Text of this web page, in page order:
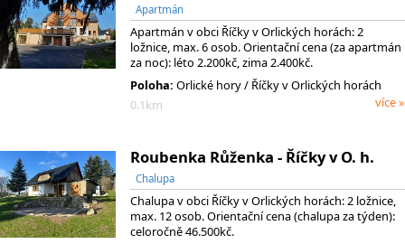
Apartmán
Apartmán v obci Říčky v Orlických horách: 2
ložnice, max. 6 osob. Orientační cena (za apartmán
za noc): léto 2.200kč, zima 2.400kč.
Poloha: Orlické hory / Říčky v Orlických horách
0.1km
více »
Roubenka Růženka - Říčky v O. h.
Chalupa
Chalupa v obci Říčky v Orlických horách: 2 ložnice,
max. 12 osob. Orientační cena (chalupa za týden):
celoročně 46.500kč.